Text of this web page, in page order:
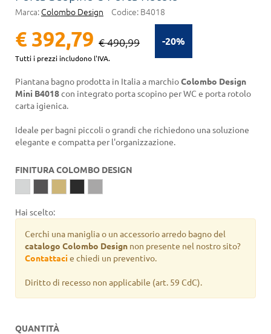
Marca: Colombo Design Codice: B4018
-20%
€ 392,79 € 490,99
Tutti i prezzi includono l'IVA.
Piantana bagno prodotta in Italia a marchioColombo Design
Mini B4018con integrato porta scopino per WC e porta rotolo
carta igienica.
Ideale per bagni piccoli o grandi che richiedono una soluzione
elegante e compatta per l'organizzazione.
FINITURA COLOMBO DESIGN
Hai scelto:
Cerchi una maniglia o un accessorio arredo bagno del
catalogo Colombo Design non presente nel nostro sito?
Contattacie chiedi un preventivo.
Diritto di recesso non applicabile (art. 59 CdC).
QUANTITÀ